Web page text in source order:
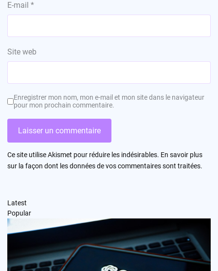
E-mail *
Site web
Enregistrer mon nom, mon e-mail et mon site dans le navigateur
pour mon prochain commentaire.
Ce site utilise Akismet pour réduire les indésirables. En savoir plus
sur la façon dont les données de vos commentaires sont traitées.
Latest
Popular